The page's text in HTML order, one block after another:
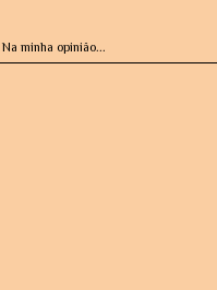
Na minha opinião...